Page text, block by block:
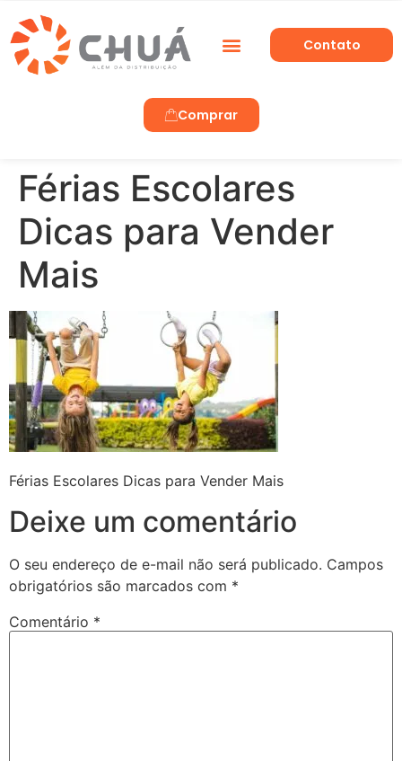
Comprar
Contato
Férias Escolares
Dicas para Vender
Mais
Férias Escolares Dicas para Vender Mais
Deixe um comentário
O seu endereço de e-mail não será publicado. Campos
obrigatórios são marcados com *
Comentário *